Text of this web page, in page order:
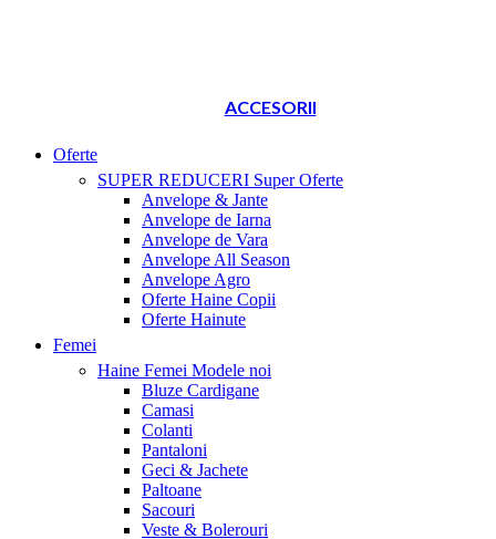
ACCESORII
Oferte
SUPER REDUCERI Super Oferte
Anvelope & Jante
Anvelope de Iarna
Anvelope de Vara
Anvelope All Season
Anvelope Agro
Oferte Haine Copii
Oferte Hainute
Femei
Haine Femei Modele noi
Bluze Cardigane
Camasi
Colanti
Pantaloni
Geci & Jachete
Paltoane
Sacouri
Veste & Bolerouri